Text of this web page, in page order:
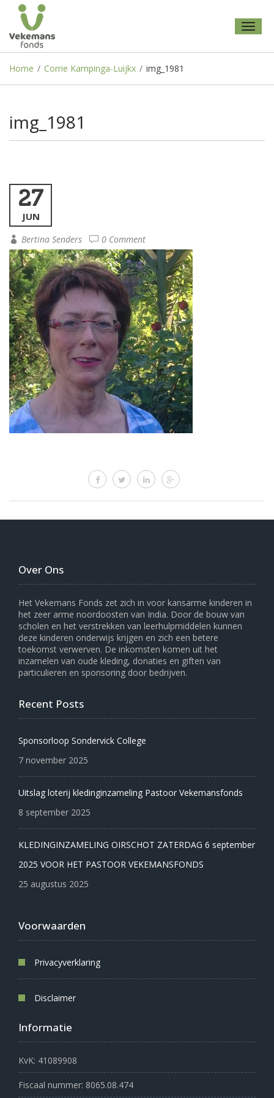
Home / Corrie Kampinga-Luijkx / img_1981
img_1981
27
JUN
Bertina Senders 0 Comment
Over Ons
Het Vekemans Fonds zet zich in voor kansarme kinderen in
het zeer arme noordoosten van India. Door de bouw van
scholen en het verstrekken van leerhulpmiddelen kunnen
deze kinderen onderwijs krijgen en zich een betere
toekomst verwerven. De inkomsten komen uit het
inzamelen van oude kleding, donaties en giften van
particulieren en sponsoring door bedrijven.
Recent Posts
Sponsorloop Sondervick College
7 november 2025
Uitslag loterij kledinginzameling Pastoor Vekemansfonds
8 september 2025
KLEDINGINZAMELING OIRSCHOT ZATERDAG 6 september
2025 VOOR HET PASTOOR VEKEMANSFONDS
25 augustus 2025
Voorwaarden
Privacyverklaring
Disclaimer
Informatie
KvK: 41089908
Fiscaal nummer: 8065.08.474